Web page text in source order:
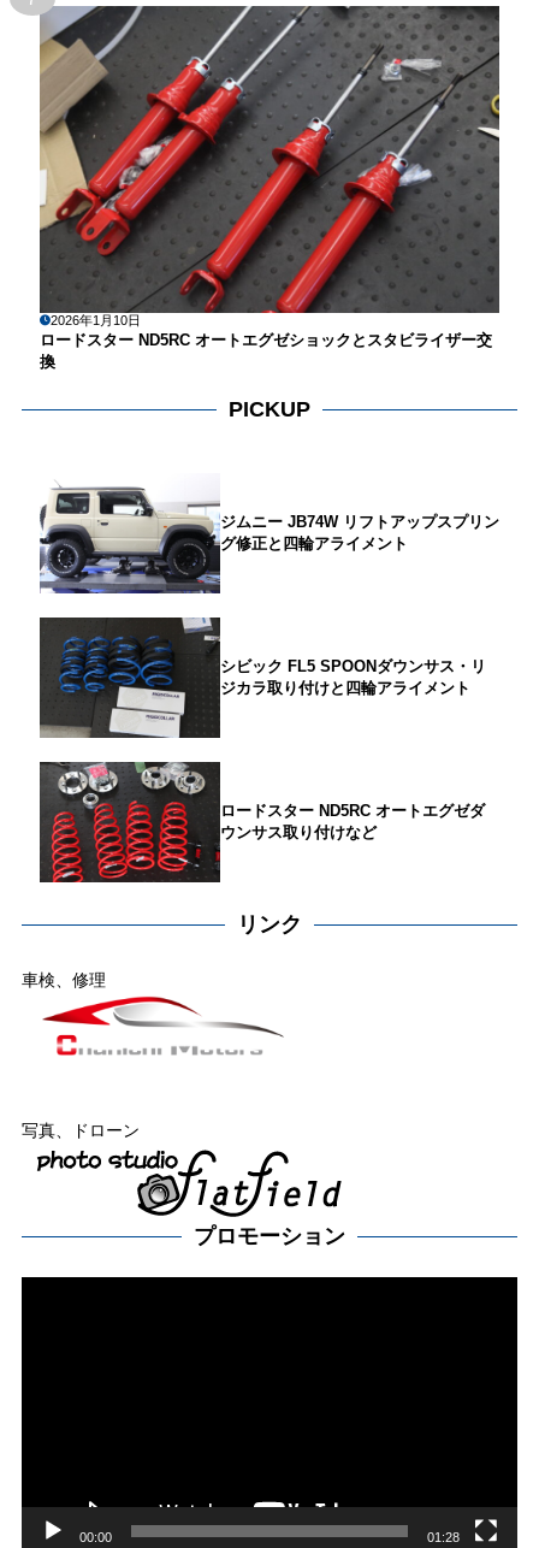
2026年1月10日
ロードスター ND5RC オートエグゼショックとスタビライザー交
換
PICKUP
ジムニー JB74W リフトアップスプリン
グ修正と四輪アライメント
シビック FL5 SPOONダウンサス・リ
ジカラ取り付けと四輪アライメント
ロードスター ND5RC オートエグゼダ
ウンサス取り付けなど
リンク
車検、修理
写真、ドローン
プロモーション
00:00 01:28